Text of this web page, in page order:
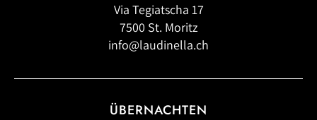
Via Tegiatscha 17
7500 St. Moritz
info@laudinella.ch
ÜBERNACHTEN